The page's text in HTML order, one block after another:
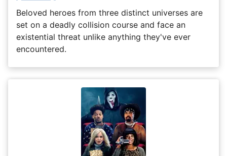
Beloved heroes from three distinct universes are
set on a deadly collision course and face an
existential threat unlike anything they've ever
encountered.